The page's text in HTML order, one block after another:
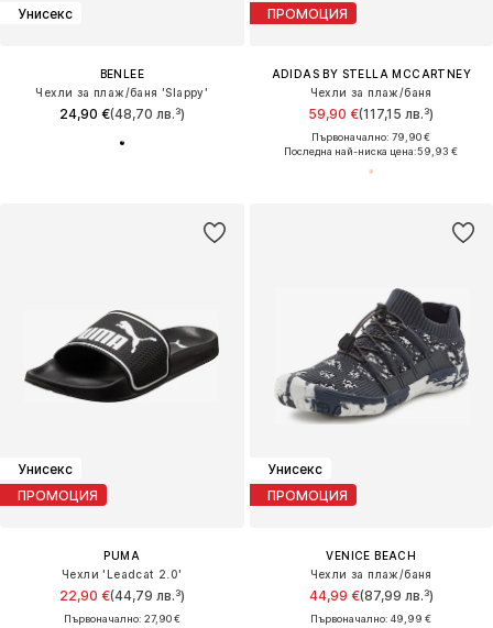
Унисекс
BENLEE
Чехли за плаж/баня 'Slappy'
24,90 €(48,70 лв.³)
ПРОМОЦИЯ
ADIDAS BY STELLA MCCARTNEY
Чехли за плаж/баня
59,90 €(117,15 лв.³)
Първоначално: 79,90 €
Последна най-ниска цена:59,93 €
Унисекс
ПРОМОЦИЯ
PUMA
Чехли 'Leadcat 2.0'
22,90 €(44,79 лв.³)
Първоначално: 27,90 €
Унисекс
ПРОМОЦИЯ
VENICE BEACH
Чехли за плаж/баня
44,99 €(87,99 лв.³)
Първоначално: 49,99 €